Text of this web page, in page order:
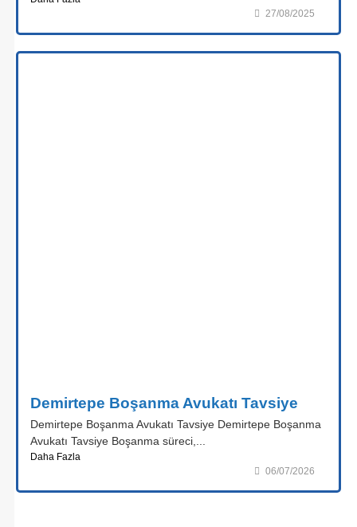
27/08/2025
Demirtepe Boşanma Avukatı Tavsiye
Demirtepe Boşanma Avukatı Tavsiye Demirtepe Boşanma
Avukatı Tavsiye Boşanma süreci,...
Daha Fazla
06/07/2026